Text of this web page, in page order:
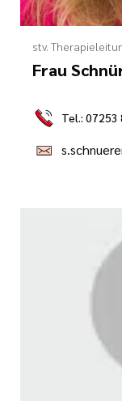
stv.
Frau
Tel.: 07253